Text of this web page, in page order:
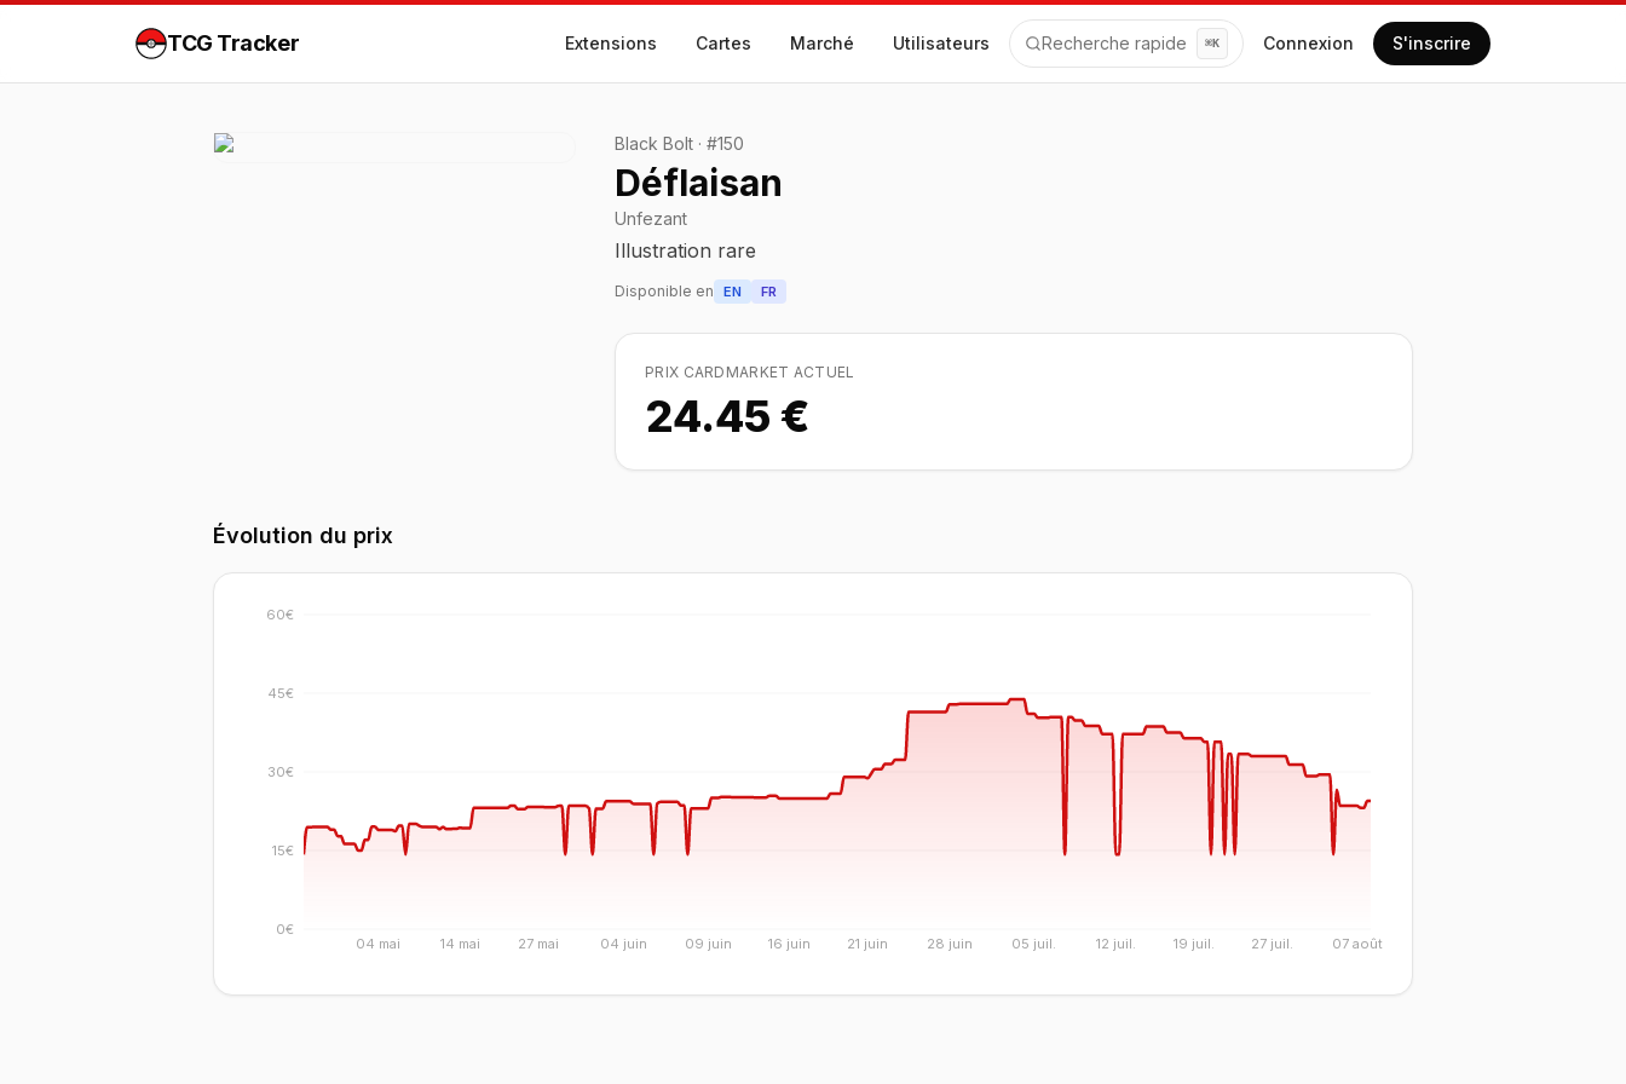
TCG Tracker Extensions Cartes Marché Utilisateurs Recherche rapide ⌘K Connexion S'inscrire
Black Bolt · #150
Déflaisan
Unfezant
Illustration rare
Disponible en EN FR
PRIX CARDMARKET ACTUEL
24.45 €
Évolution du prix
04 mai 14 mai 27 mai 04 juin 09 juin 16 juin 21 juin 28 juin 05 juil. 12 juil. 19 juil. 27 juil. 07 août
0€
15€
30€
45€
60€